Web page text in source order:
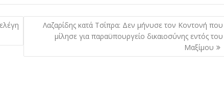
Λαζαρίδης κατά Τσίπρα: Δεν μήνυσε τον Κοντονή που
μίλησε για παραϋπουργείο δικαιοσύνης εντός του
Μαξίμου